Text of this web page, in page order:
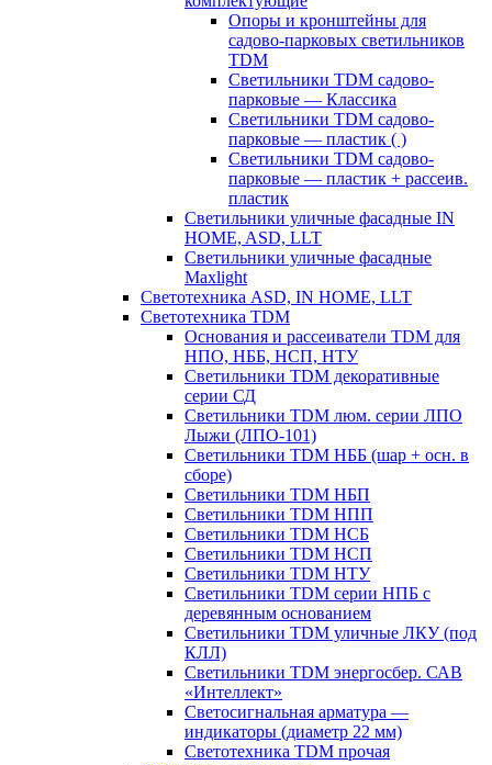
Опоры и кронштейны для
садово-парковых светильников
TDM
Светильники TDM садово-
парковые — Классика
Светильники TDM садово-
парковые — пластик ( )
Светильники TDM садово-
парковые — пластик + рассеив.
пластик
Светильники уличные фасадные IN
HOME, ASD, LLT
Светильники уличные фасадные
Maxlight
Светотехника ASD, IN HOME, LLT
Светотехника TDM
Основания и рассеиватели TDM для
НПО, НББ, НСП, НТУ
Светильники TDM декоративные
серии СД
Светильники TDM люм. серии ЛПО
Лыжи (ЛПО-101)
Светильники TDM НББ (шар + осн. в
сборе)
Светильники TDM НБП
Светильники TDM НПП
Светильники TDM НСБ
Светильники TDM НСП
Светильники TDM НТУ
Светильники TDM серии НПБ с
деревянным основанием
Светильники TDM уличные ЛКУ (под
КЛЛ)
Светильники TDM энергосбер. САВ
«Интеллект»
Светосигнальная арматура —
индикаторы (диаметр 22 мм)
Светотехника TDM прочая